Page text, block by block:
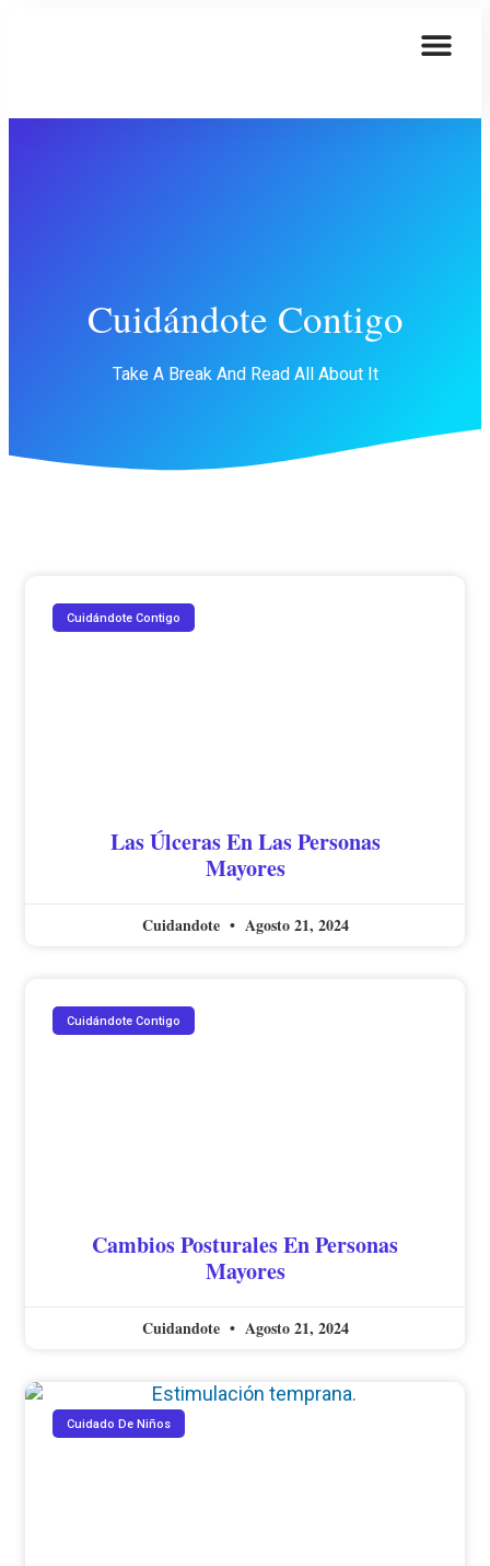
Cuidándote Contigo
Take A Break And Read All About It
Cuidándote Contigo
Las Úlceras En Las Personas
Mayores
Cuidandote Agosto 21, 2024
Cuidándote Contigo
Cambios Posturales En Personas
Mayores
Cuidandote Agosto 21, 2024
Cuidado De Niños